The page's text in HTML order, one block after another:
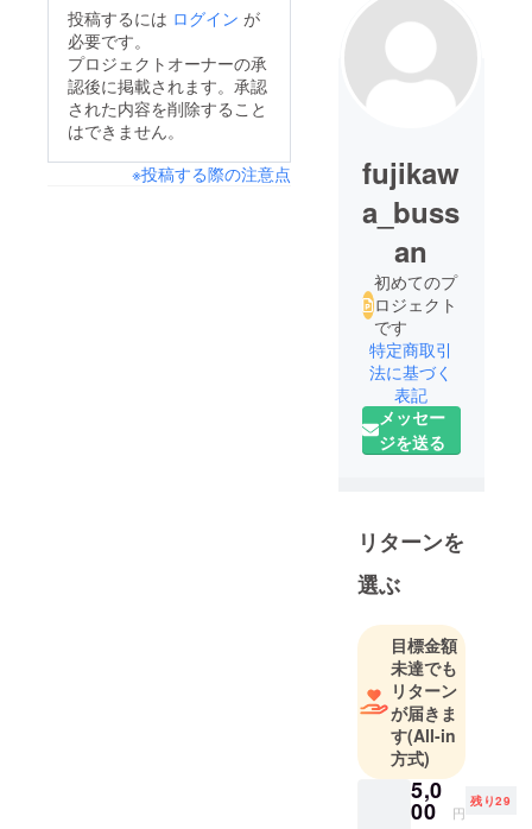
投稿するには ログイン が
必要です。
プロジェクトオーナーの承
認後に掲載されます。承認
された内容を削除すること
はできません。
※投稿する際の注意点
fujikaw
a_buss
an
初めてのプ
ロジェクト
です
特定商取引
法に基づく
表記
メッセー
ジを送る
リターンを
選ぶ
目標金額
未達でも
リターン
が届きま
す(All-in
方式)
5,0
00 円
残り29